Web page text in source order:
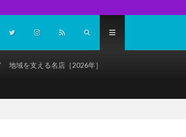
地域を支える名店［2026年］